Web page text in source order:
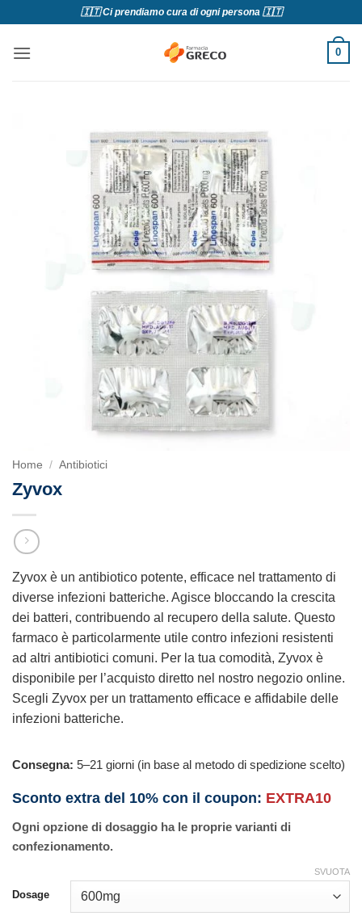
contenuti
🇮🇹 Ci prendiamo cura di ogni persona 🇮🇹
0
Home / Antibiotici
Zyvox
Zyvox è un antibiotico potente, efficace nel trattamento di
diverse infezioni batteriche. Agisce bloccando la crescita
dei batteri, contribuendo al recupero della salute. Questo
farmaco è particolarmente utile contro infezioni resistenti
ad altri antibiotici comuni. Per la tua comodità, Zyvox è
disponibile per l’acquisto diretto nel nostro negozio online.
Scegli Zyvox per un trattamento efficace e affidabile delle
infezioni batteriche.
Consegna: 5–21 giorni (in base al metodo di spedizione scelto)
Sconto extra del 10% con il coupon: EXTRA10
Ogni opzione di dosaggio ha le proprie varianti di
confezionamento.
Dosage
SVUOTA